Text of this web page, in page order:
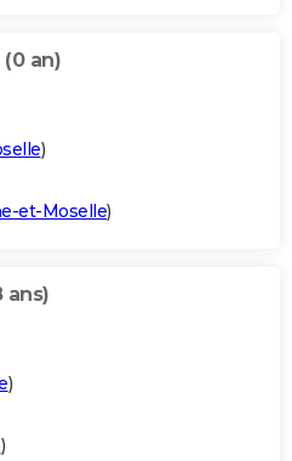
(0 an)
)
et-Moselle)
ans)
)
)